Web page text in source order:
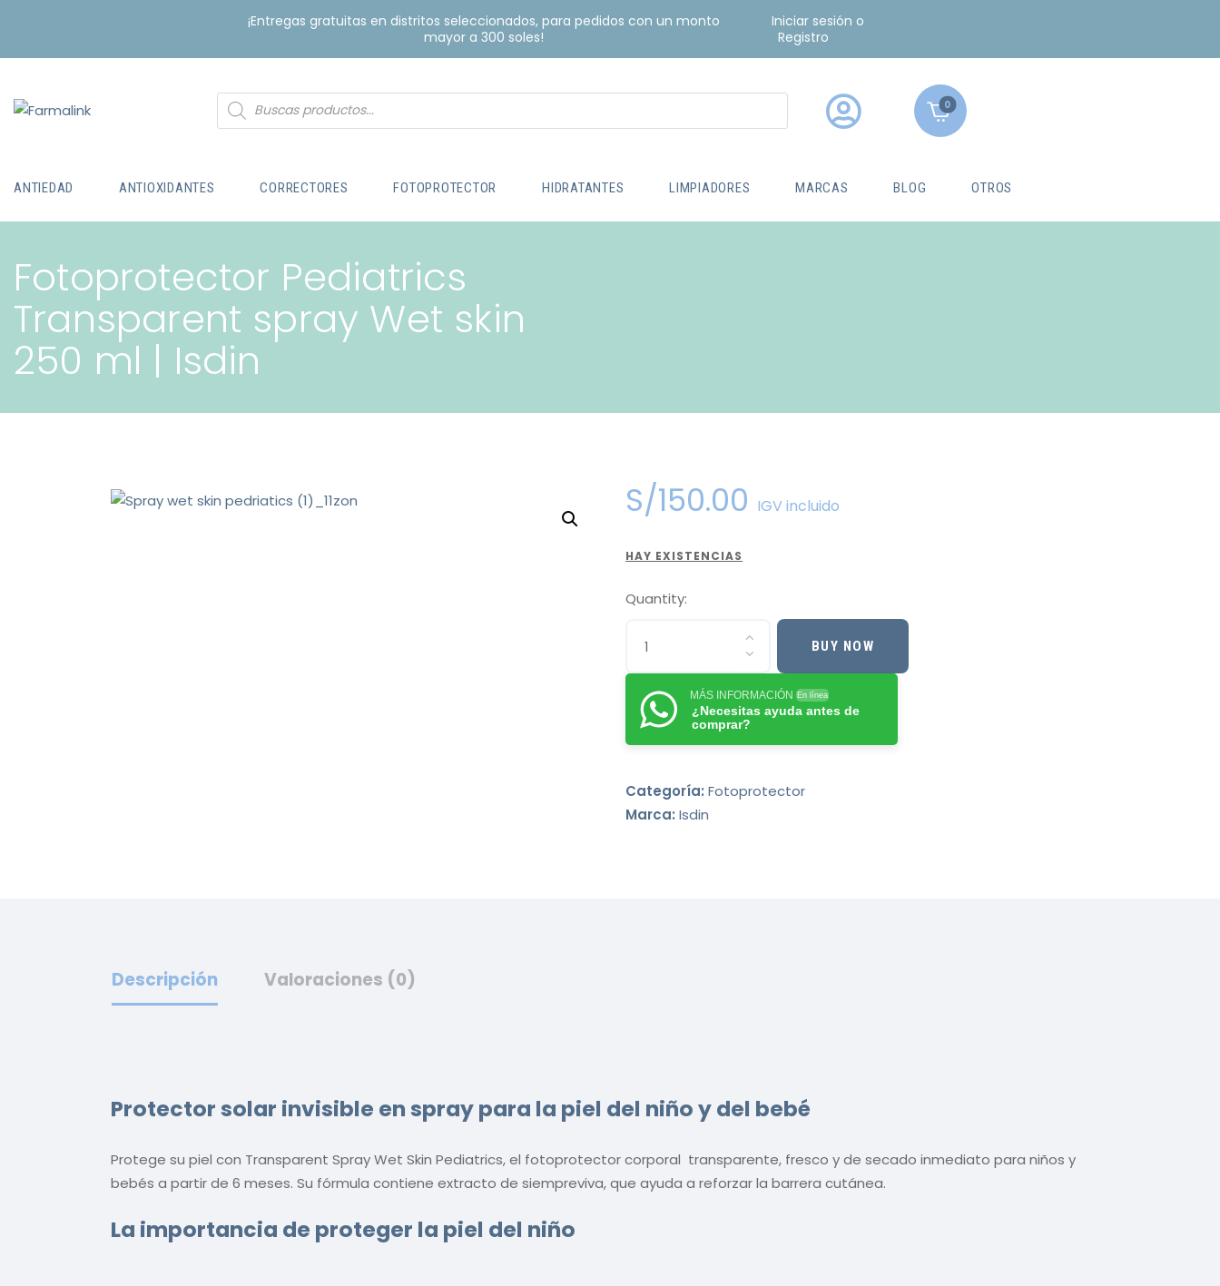
¡Entregas gratuitas en distritos seleccionados, para pedidos con un monto
mayor a 300 soles!
Iniciar sesión o
Registro
0
ANTIEDAD ANTIOXIDANTES CORRECTORES FOTOPROTECTOR HIDRATANTES LIMPIADORES MARCAS BLOG OTROS
Fotoprotector Pediatrics
Transparent spray Wet skin
250 ml | Isdin
S/150.00 IGV incluido
HAY EXISTENCIAS
Quantity:
BUY NOW
MÁS INFORMACIÓN En línea
¿Necesitas ayuda antes de
comprar?
Categoría:Fotoprotector
Marca:Isdin
Descripción Valoraciones (0)
Protector solar invisible en spray para la piel del niño y del bebé
Protege su piel con Transparent Spray Wet Skin Pediatrics, el fotoprotector corporal transparente, fresco y de secado inmediato para niños y
bebés a partir de 6 meses. Su fórmula contiene extracto de siempreviva, que ayuda a reforzar la barrera cutánea.
La importancia de proteger la piel del niño